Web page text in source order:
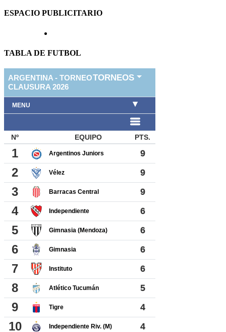
ESPACIO PUBLICITARIO
TABLA DE FUTBOL